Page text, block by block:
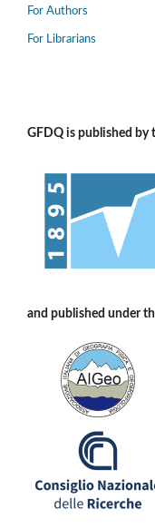
For Authors
For Librarians
GFDQ is published by
and published under